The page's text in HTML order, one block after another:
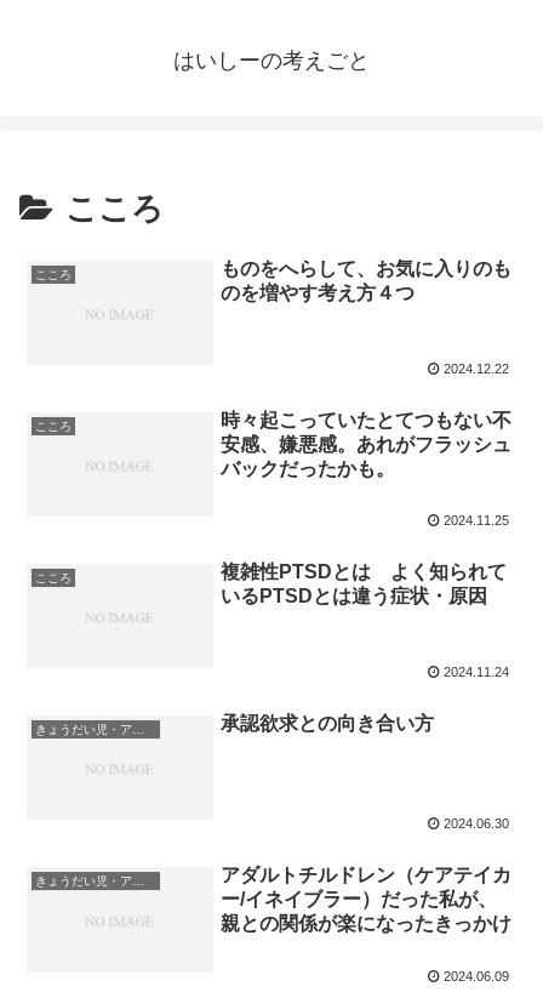
はいしーの考えごと
こころ
こころ
ものをへらして、お気に入りのも
のを増やす考え方４つ
2024.12.22
こころ
時々起こっていたとてつもない不
安感、嫌悪感。あれがフラッシュ
バックだったかも。
2024.11.25
こころ
複雑性PTSDとは よく知られて
いるPTSDとは違う症状・原因
2024.11.24
承認欲求との向き合い方
2024.06.30
きょうだい児・アダルトチルドレン
アダルトチルドレン（ケアテイカ
ー/イネイブラー）だった私が、
親との関係が楽になったきっかけ
2024.06.09